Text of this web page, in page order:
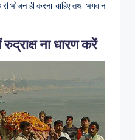
भोजन ही करना चाहिए तथा भगवान
ना धारण करें